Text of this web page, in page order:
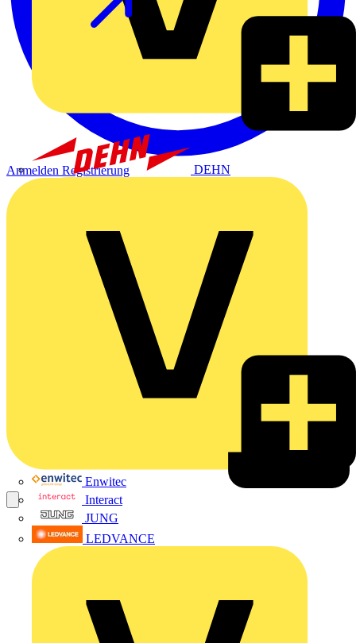
DEHN
Enwitec
Interact
JUNG
LEDVANCE
Anmelden Registrierung